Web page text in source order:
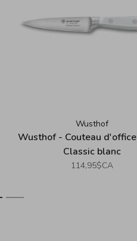
Wusthof
Wusthof - Couteau
Classic blanc
114,95$CA
2